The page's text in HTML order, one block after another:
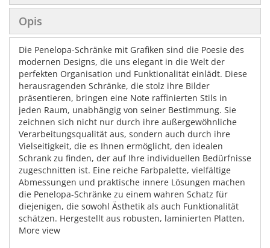
Opis
Die Penelopa-Schränke mit Grafiken sind die Poesie des
modernen Designs, die uns elegant in die Welt der
perfekten Organisation und Funktionalität einlädt. Diese
herausragenden Schränke, die stolz ihre Bilder
präsentieren, bringen eine Note raffinierten Stils in
jeden Raum, unabhängig von seiner Bestimmung. Sie
zeichnen sich nicht nur durch ihre außergewöhnliche
Verarbeitungsqualität aus, sondern auch durch ihre
Vielseitigkeit, die es Ihnen ermöglicht, den idealen
Schrank zu finden, der auf Ihre individuellen Bedürfnisse
zugeschnitten ist. Eine reiche Farbpalette, vielfältige
Abmessungen und praktische innere Lösungen machen
die Penelopa-Schränke zu einem wahren Schatz für
diejenigen, die sowohl Ästhetik als auch Funktionalität
schätzen. Hergestellt aus robusten, laminierten Platten,
mit besonderem Augenmerk auf den Schutz der Kanten
More view